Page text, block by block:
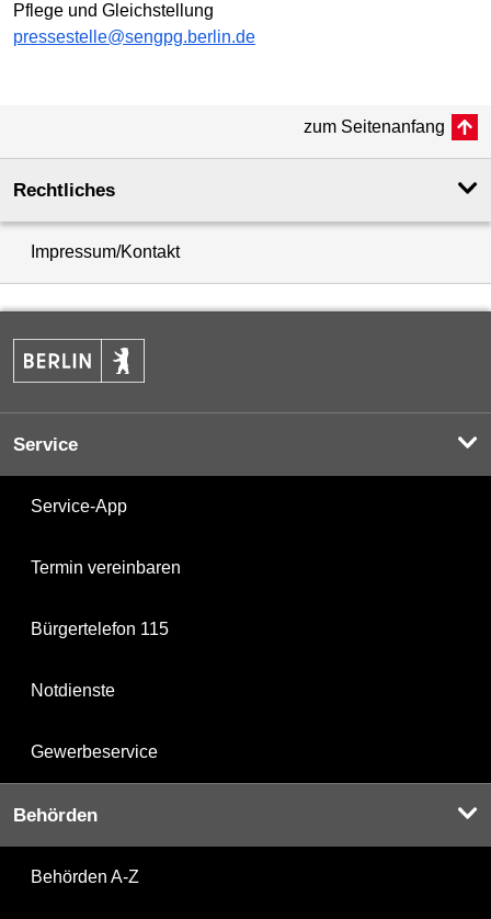
Pflege und Gleichstellung
pressestelle@sengpg.berlin.de
zum Seitenanfang
Rechtliches
Impressum/Kontakt
Service
Service-App
Termin vereinbaren
Bürgertelefon 115
Notdienste
Gewerbeservice
Behörden
Behörden A-Z